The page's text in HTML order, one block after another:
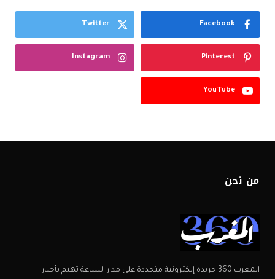
Facebook
Twitter
Pinterest
Instagram
YouTube
من نحن
المغرب 360 جريدة إلكترونية متجددة على مدار الساعة تهتم بأخبار